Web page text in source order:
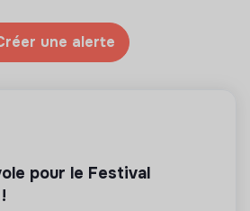
une alerte
pour le Festival